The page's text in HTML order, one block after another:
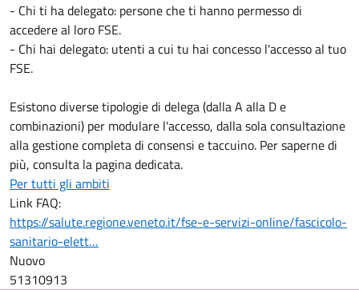
- Chi ti ha delegato: persone che ti hanno permesso di
accedere al loro FSE.
- Chi hai delegato: utenti a cui tu hai concesso l'accesso al tuo
FSE.
Esistono diverse tipologie di delega (dalla A alla D e
combinazioni) per modulare l'accesso, dalla sola consultazione
alla gestione completa di consensi e taccuino. Per saperne di
più, consulta la pagina dedicata.
Per tutti gli ambiti
Link FAQ:
https://salute.regione.veneto.it/fse-e-servizi-online/fascicolo-
sanitario-elett…
Nuovo
51310913